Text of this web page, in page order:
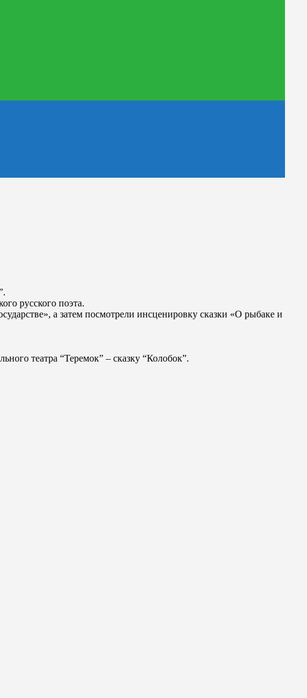
русского поэта.
а затем посмотрели инсценировку сказки «О рыбаке и
театра “Теремок” – сказку “Колобок”.